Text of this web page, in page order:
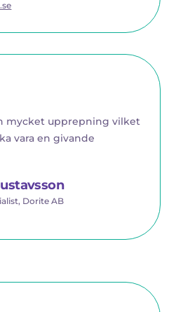
mycket upprepning vilket
vara en givande
Dorite AB